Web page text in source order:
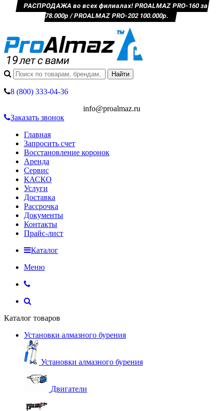
РАСПРОДАЖА во всех филиалах! PROALMAZ PRO-160 за
78.000р / PROALMAZ PRO-202 100.000р.
8 (800) 333-04-36
info@proalmaz.ru
Заказать звонок
Главная
Запросить счет
Восстановление коронок
Аренда
Сервис
КАСКО
Услуги
Доставка
Рассрочка
Документы
Контакты
Прайс-лист
Каталог
Меню
Каталог товаров
Установки алмазного бурения
Установки алмазного бурения
Двигатели